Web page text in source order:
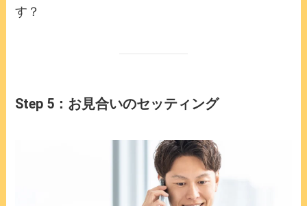
す？
Step 5：お見合いのセッティング